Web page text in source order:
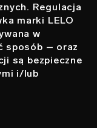
Regulacja
marki LELO
w
sposób – oraz
są bezpieczne
i/lub